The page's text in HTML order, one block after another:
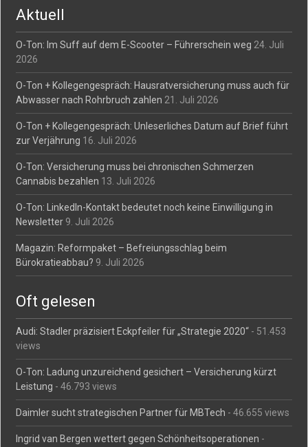
Aktuell
O-Ton: Im Suff auf dem E-Scooter – Führerschein weg 24. Juli
2026
O-Ton + Kollegengespräch: Hausratversicherung muss auch für
Abwasser nach Rohrbruch zahlen 21. Juli 2026
O-Ton + Kollegengespräch: Unleserliches Datum auf Brief führt
zur Verjährung 16. Juli 2026
O-Ton: Versicherung muss bei chronischen Schmerzen
Cannabis bezahlen 13. Juli 2026
O-Ton: LinkedIn-Kontakt bedeutet noch keine Einwilligung in
Newsletter 9. Juli 2026
Magazin: Reformpaket – Befreiungsschlag beim
Bürokratieabbau? 9. Juli 2026
Oft gelesen
Audi: Stadler präzisiert Eckpfeiler für „Strategie 2020“ - 51.453
views
O-Ton: Ladung unzureichend gesichert – Versicherung kürzt
Leistung - 46.793 views
Daimler sucht strategischen Partner für MBTech - 46.655 views
Ingrid van Bergen wettert gegen Schönheitsoperationen -